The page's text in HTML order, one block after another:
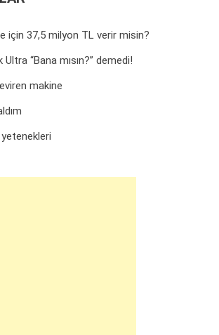
için 37,5 milyon TL verir misin?
“Bana mısın?” demedi!
makine
yetenekleri